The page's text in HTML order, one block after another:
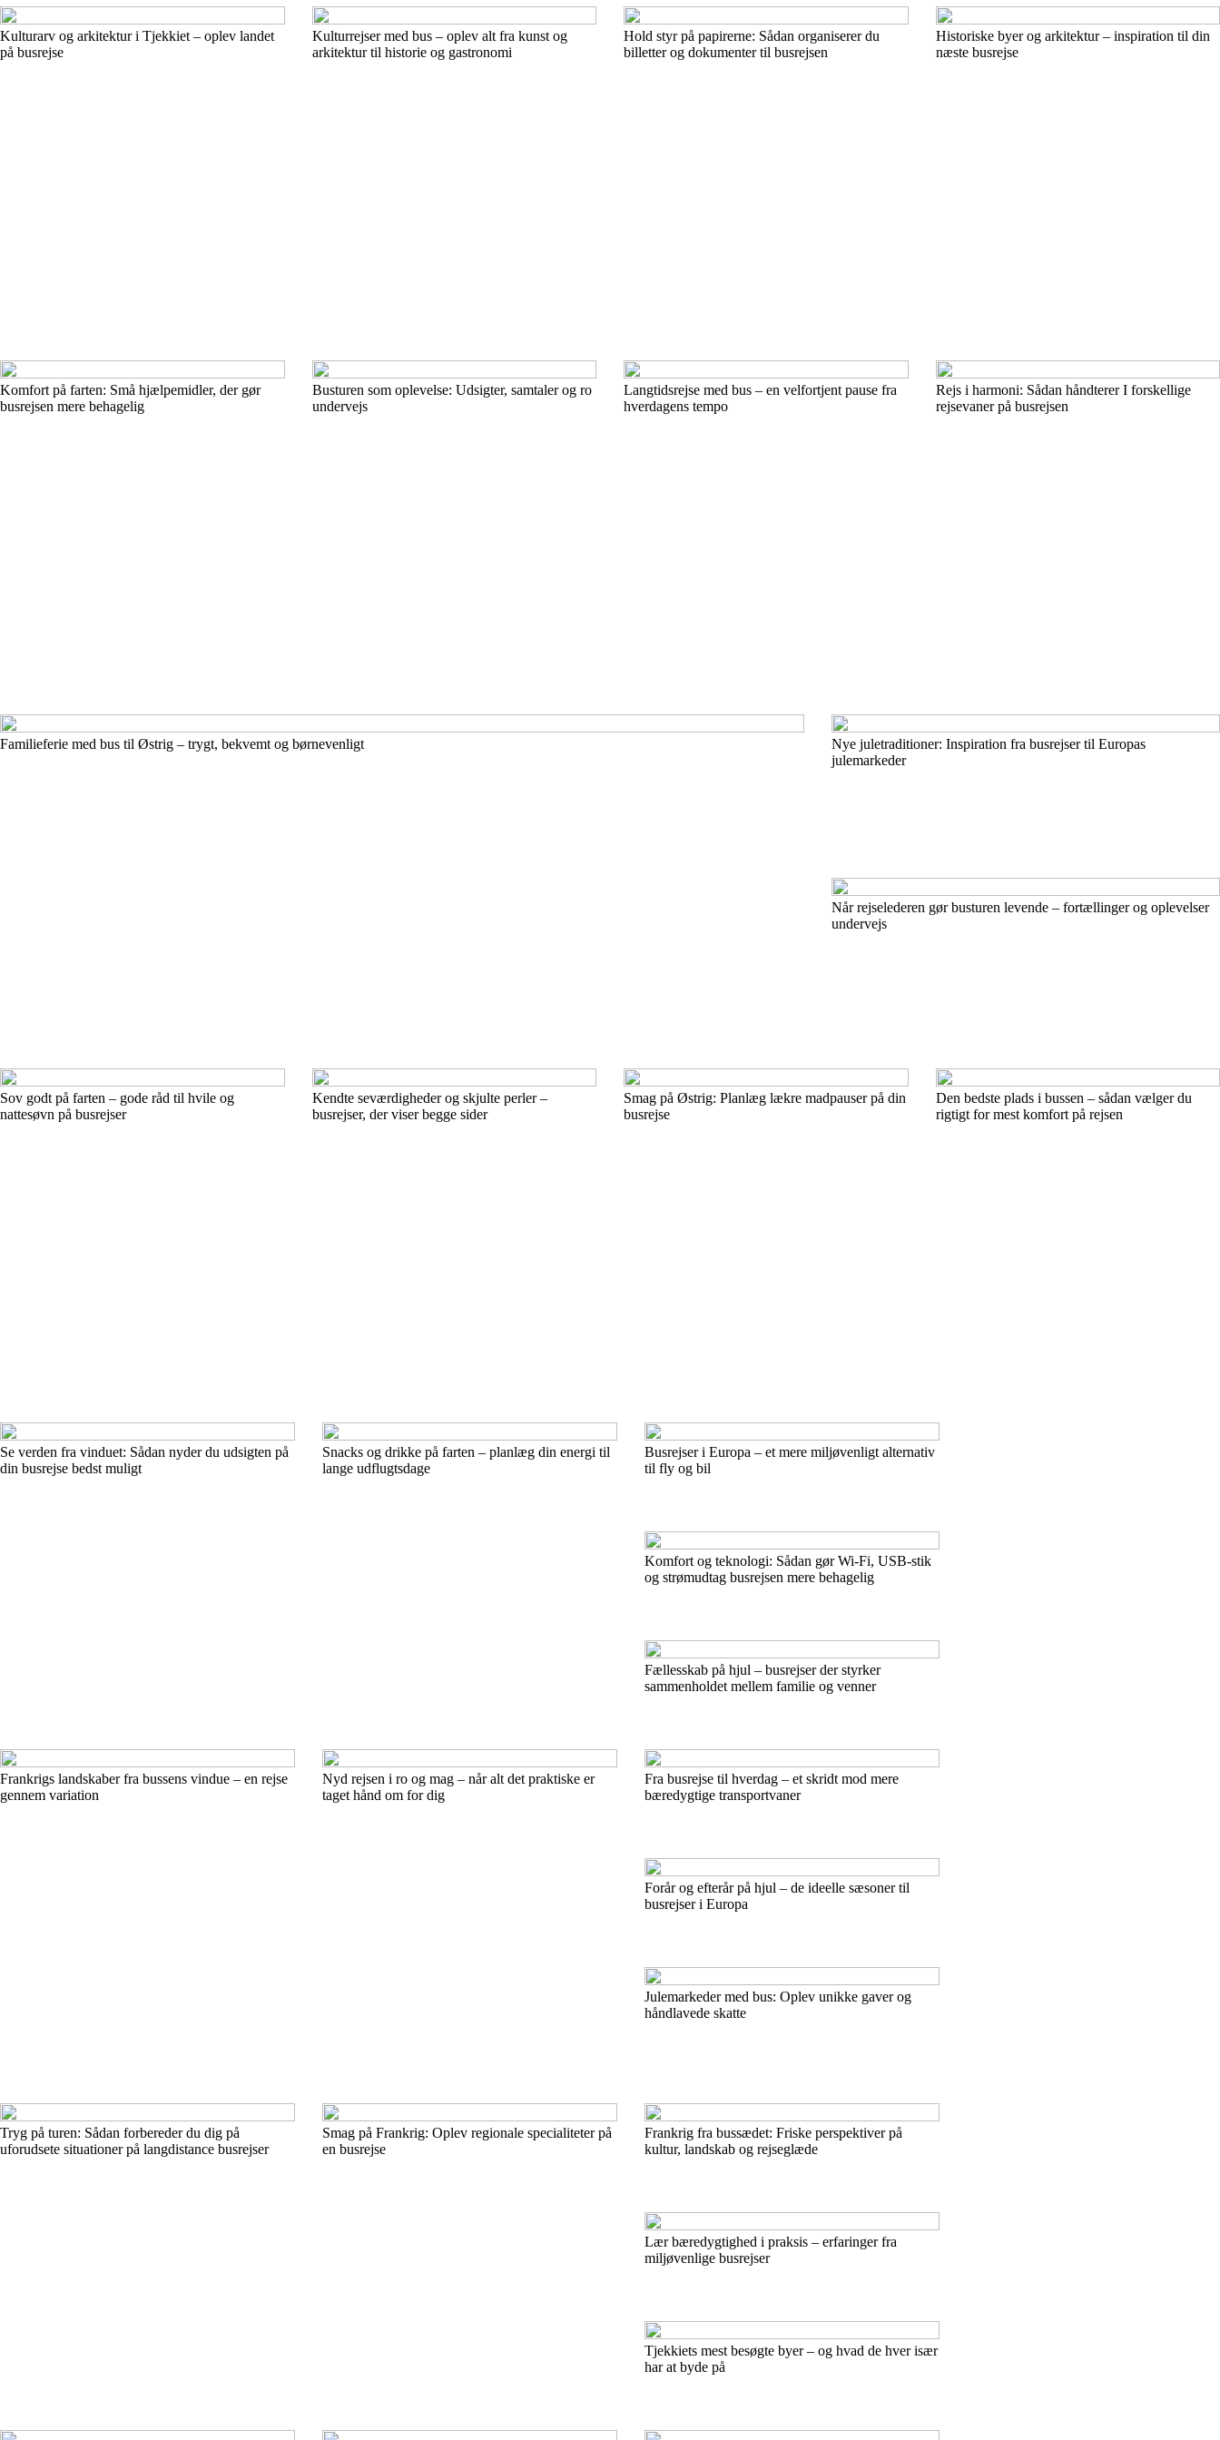
Kulturarv og arkitektur i Tjekkiet – oplev landet
på busrejse
Kulturrejser med bus – oplev alt fra kunst og
arkitektur til historie og gastronomi
Hold styr på papirerne: Sådan organiserer du
billetter og dokumenter til busrejsen
Historiske byer og arkitektur – inspiration til din
næste busrejse
Komfort på farten: Små hjælpemidler, der gør
busrejsen mere behagelig
Busturen som oplevelse: Udsigter, samtaler og ro
undervejs
Langtidsrejse med bus – en velfortjent pause fra
hverdagens tempo
Rejs i harmoni: Sådan håndterer I forskellige
rejsevaner på busrejsen
Familieferie med bus til Østrig – trygt, bekvemt og børnevenligt
Nye juletraditioner: Inspiration fra busrejser til Europas
julemarkeder
Når rejselederen gør busturen levende – fortællinger og oplevelser
undervejs
Sov godt på farten – gode råd til hvile og
nattesøvn på busrejser
Kendte seværdigheder og skjulte perler –
busrejser, der viser begge sider
Smag på Østrig: Planlæg lækre madpauser på din
busrejse
Den bedste plads i bussen – sådan vælger du
rigtigt for mest komfort på rejsen
Se verden fra vinduet: Sådan nyder du udsigten på
din busrejse bedst muligt
Snacks og drikke på farten – planlæg din energi til
lange udflugtsdage
Busrejser i Europa – et mere miljøvenligt alternativ
til fly og bil
Komfort og teknologi: Sådan gør Wi-Fi, USB-stik
og strømudtag busrejsen mere behagelig
Fællesskab på hjul – busrejser der styrker
sammenholdet mellem familie og venner
Frankrigs landskaber fra bussens vindue – en rejse
gennem variation
Nyd rejsen i ro og mag – når alt det praktiske er
taget hånd om for dig
Fra busrejse til hverdag – et skridt mod mere
bæredygtige transportvaner
Forår og efterår på hjul – de ideelle sæsoner til
busrejser i Europa
Julemarkeder med bus: Oplev unikke gaver og
håndlavede skatte
Tryg på turen: Sådan forbereder du dig på
uforudsete situationer på langdistance busrejser
Smag på Frankrig: Oplev regionale specialiteter på
en busrejse
Frankrig fra bussædet: Friske perspektiver på
kultur, landskab og rejseglæde
Lær bæredygtighed i praksis – erfaringer fra
miljøvenlige busrejser
Tjekkiets mest besøgte byer – og hvad de hver især
har at byde på